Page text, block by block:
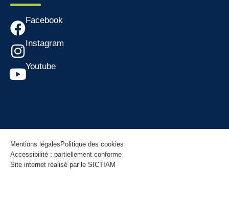
Facebook
Instagram
Youtube
Mentions légales Politique des cookies
Accessibilité : partiellement conforme
Site internet réalisé par le SICTIAM